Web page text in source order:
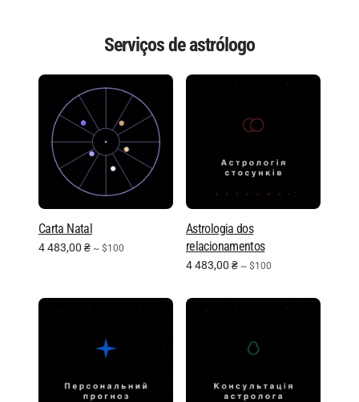
Serviços de astrólogo
Carta Natal
4 483,00 ₴ ~ $100
Astrologia dos
relacionamentos
4 483,00 ₴ ~ $100